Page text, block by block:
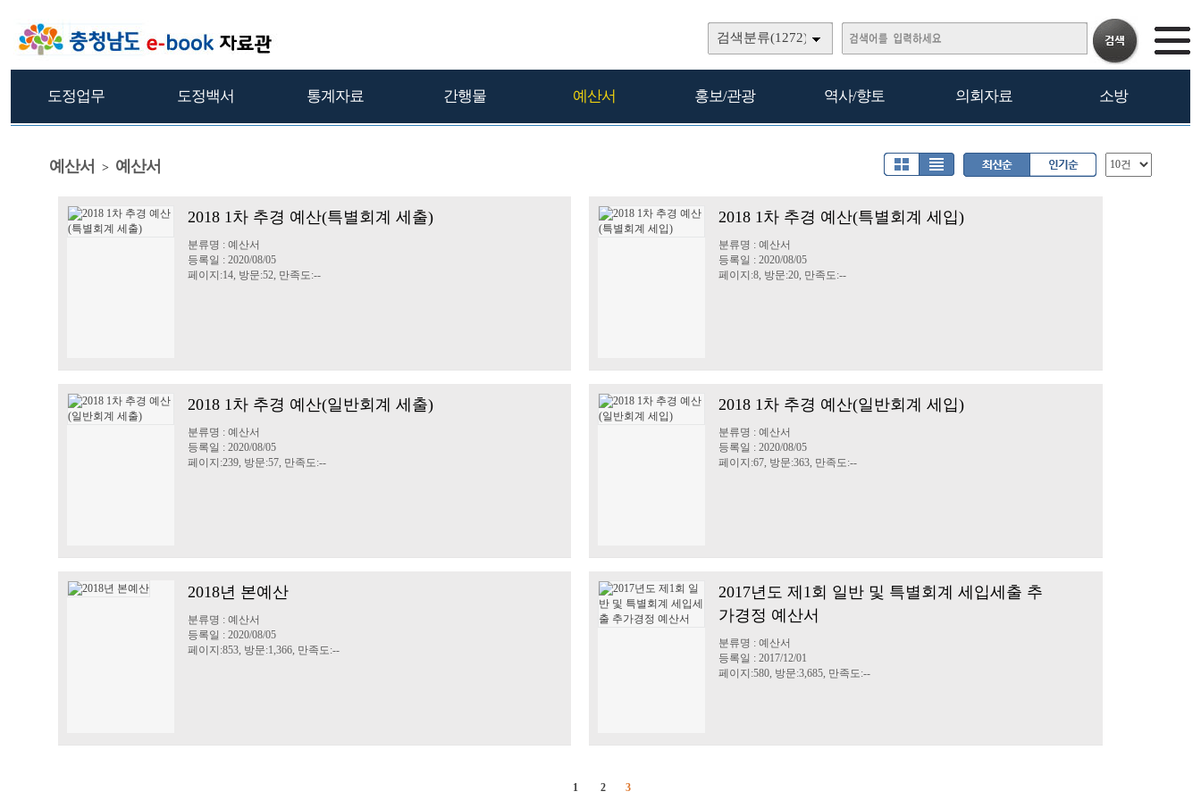
검색분류(1272)
도정업무 도정백서 통계자료 간행물 예산서 홍보/관광 역사/향토 의회자료 소방
예산서 > 예산서
2018 1차 추경 예산(특별회계 세출)
분류명 : 예산서
등록일 : 2020/08/05
페이지:14, 방문:52, 만족도:--
2018 1차 추경 예산(특별회계 세입)
분류명 : 예산서
등록일 : 2020/08/05
페이지:8, 방문:20, 만족도:--
2018 1차 추경 예산(일반회계 세출)
분류명 : 예산서
등록일 : 2020/08/05
페이지:239, 방문:57, 만족도:--
2018 1차 추경 예산(일반회계 세입)
분류명 : 예산서
등록일 : 2020/08/05
페이지:67, 방문:363, 만족도:--
2018년 본예산
분류명 : 예산서
등록일 : 2020/08/05
페이지:853, 방문:1,366, 만족도:--
2017년도 제1회 일반 및 특별회계 세입세출 추
가경정 예산서
분류명 : 예산서
등록일 : 2017/12/01
페이지:580, 방문:3,685, 만족도:--
1 2 3